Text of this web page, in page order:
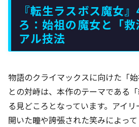
『転生ラスボス魔女
ろ：始祖の魔女と「
アル技法
物語のクライマックスに向けた「始
との対峙は、本作のテーマである
る見どころとなっています。アイ
開いた瞳や誇張された笑みによっ